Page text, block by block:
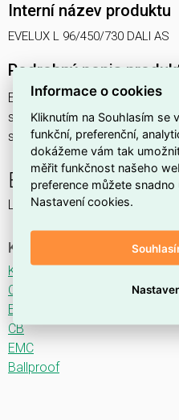
Interní název produktu
EVELUX L 96/450/730 DALI AS
Podrobný popis
EVELUX L 96/450/730 DALI
svítidlo pouliční s modulem
stmívání ovládané DALI
EVELUX
LED svítidlo pro osvětlení
Ke stažení
Katalogový list
CE
ENEC
CB
EMC
Ballproof
Informace o cookies
Kliknutím na Souhlasím se
funkční, preferenční,
dokážeme vám tak
měřit funkčnost našeho
preference můžete
Nastavení cookies.